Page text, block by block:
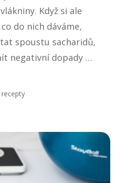
Když si ale
do nich dáváme,
spoustu sacharidů,
negativní dopady …